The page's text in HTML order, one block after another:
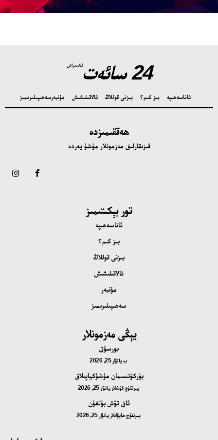
24 سائەت ئالدىراش
ئاناسەھىپە بىز كىم؟ بىزنى قوللاڭ ئالاقىلىشىش مۇنبەرسەھىپىلىرىمىز
ھەققىمىزدە
قىزىقارلىق مەزمونلار مۇشۇ يەردە
تور بېكىتىمىز
ئاناسەھىپە
بىز كىم؟
بىزنى قوللاڭ
ئالاقىلىشىش
مۇنبەر
سەھىپىلىرىمىز
يېڭى مەزمونلار
بورسۇق
بيانۋار 25, 2026
بۈركۈتسىمان مۈشۈكياپىلاق
يىرتقۇچ قۇشلار يانۋار 25, 2026
ئاق تۆش بۇلغۇن
يىرتقۇچ ھايۋانلار يانۋار 25, 2026